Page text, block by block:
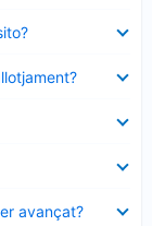
avançat?